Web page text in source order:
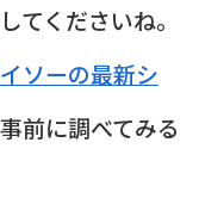
てくださいね。
ソーの最新シ
前に調べてみる